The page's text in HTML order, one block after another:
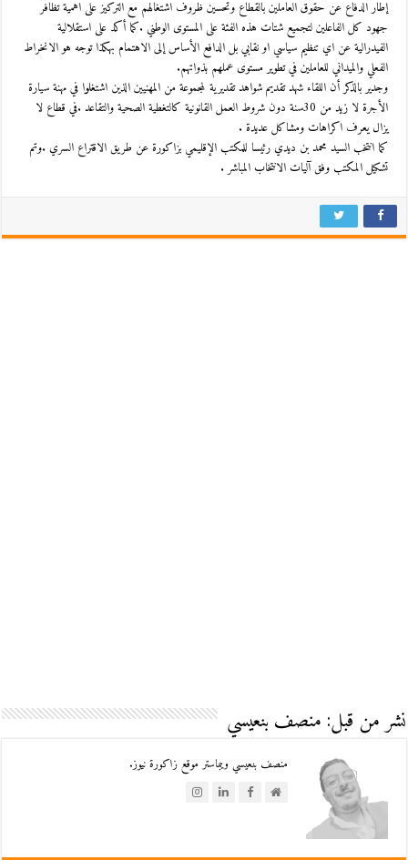
إطار الدفاع عن حقوق العاملين بالقطاع وتحسين ظروف اشتغالهم مع التركيز على اهمية تظافر
جهود كل الفاعلين لتجميع شتات هذه الفئة على المستوى الوطني .كما أكد على استقلالية
الفيدرالية عن اي تنظيم سياسي او نقابي بل الدافع الأساس إلى الاهتمام بهكذا توجه هو الانخراط
الفعلي والميداني للعاملين في تطوير مستوى عملهم بذواتهم.
وجدير بالذكر أن اللقاء شهد تقديم شواهد تقديرية لمجموعة من المهنيين الذين اشتغلوا في مهنة سيارة
الأجرة لا زيد من 30سنة دون شروط العمل القانونية كالتغطية الصحية والتقاعد .في قطاع لا
يزال يعرف اكراهات ومشاكل عديدة .
كما انتخب السيد محمد بن ديدي رئيسا للمكتب الإقليمي بزاكورة عن طريق الاقتراع السري .وتم
تشكيل المكتب وفق آليات الانتخاب المباشر .
نشر من قبل: منصف بنعيسي
منصف بنعيسي ويبماستر موقع زاكورة نيوز.